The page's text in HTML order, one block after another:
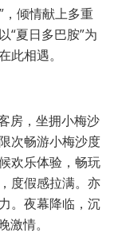
，倾情献上多重
“夏日多巴胺”为
相遇。
房，坐拥小梅沙
次畅游小梅沙度
欢乐体验，畅玩
度假感拉满。亦
。夜幕降临，沉
情。